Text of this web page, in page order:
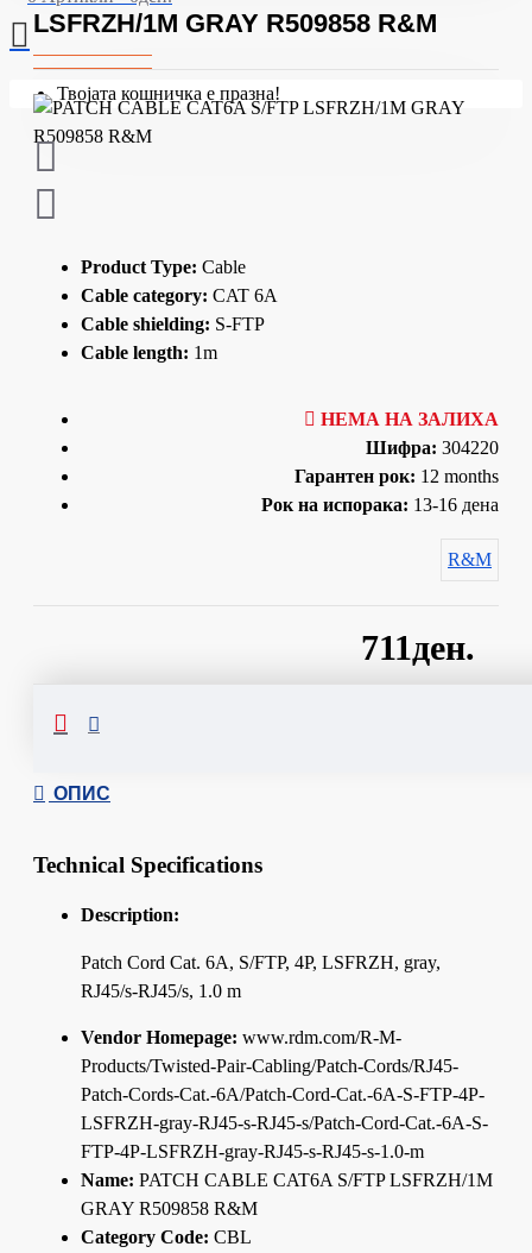
Твојата кошничка е празна!
LSFRZH/1M GRAY R509858 R&M
Product Type: Cable
Cable category: CAT 6A
Cable shielding: S-FTP
Cable length: 1m
711ден.
НЕМА НА ЗАЛИХА
Шифра: 304220
Гарантен рок: 12 months
Рок на испорака: 13-16 дена
R&M
ОПИС
Technical Specifications
Description:
Patch Cord Cat. 6A, S/FTP, 4P, LSFRZH, gray,
RJ45/s-RJ45/s, 1.0 m
Vendor Homepage: www.rdm.com/R-M-
Products/Twisted-Pair-Cabling/Patch-Cords/RJ45-
Patch-Cords-Cat.-6A/Patch-Cord-Cat.-6A-S-FTP-4P-
LSFRZH-gray-RJ45-s-RJ45-s/Patch-Cord-Cat.-6A-S-
FTP-4P-LSFRZH-gray-RJ45-s-RJ45-s-1.0-m
Name: PATCH CABLE CAT6A S/FTP LSFRZH/1M
GRAY R509858 R&M
Category Code: CBL